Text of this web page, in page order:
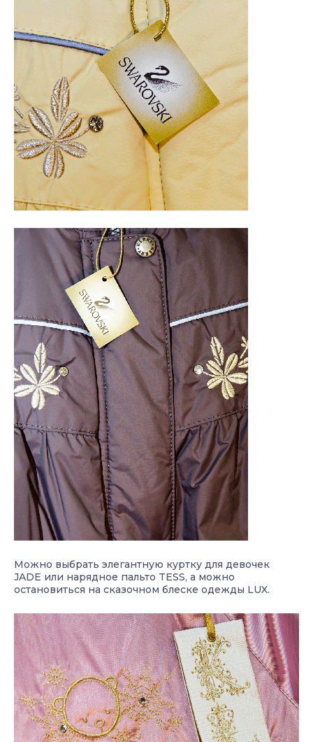
Можно выбрать элегантную куртку для девочек
JADE или нарядное пальто TESS, а можно
остановиться на сказочном блеске одежды LUX.